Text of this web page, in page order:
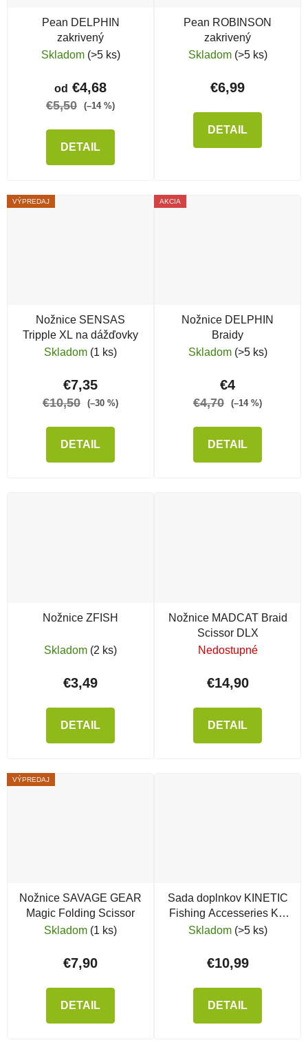
Pean DELPHIN
zakrivený
Skladom (>5 ks)
od €4,68
€5,50 (–14 %)
DETAIL
Pean ROBINSON
zakrivený
Skladom (>5 ks)
€6,99
DETAIL
VÝPREDAJ
Nožnice SENSAS
Tripple XL na dážďovky
Skladom (1 ks)
€7,35
€10,50 (–30 %)
DETAIL
AKCIA
Nožnice DELPHIN
Braidy
Skladom (>5 ks)
€4
€4,70 (–14 %)
DETAIL
Nožnice ZFISH
Skladom (2 ks)
€3,49
DETAIL
Nožnice MADCAT Braid
Scissor DLX
Nedostupné
€14,90
DETAIL
VÝPREDAJ
Nožnice SAVAGE GEAR
Magic Folding Scissor
Skladom (1 ks)
€7,90
DETAIL
Sada doplnkov KINETIC
Fishing Accesseries Kit,
3 ks
Skladom (>5 ks)
€10,99
DETAIL